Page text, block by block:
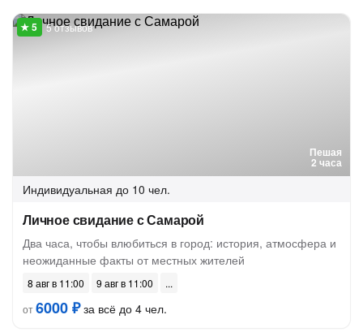
Пешая
2 часа
5 отзывов
Индивидуальная до 10 чел.
Личное свидание с Самарой
Два часа, чтобы влюбиться в город: история, атмосфера и
неожиданные факты от местных жителей
8 авг в 11:00
9 авг в 11:00
от6000 ₽за всё до 4 чел.